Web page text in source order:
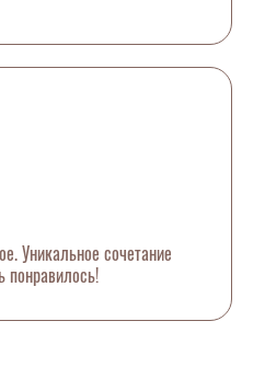
Уникальное сочетание
понравилось!